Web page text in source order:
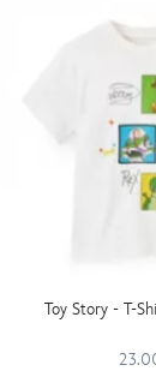
Toy Story - T-